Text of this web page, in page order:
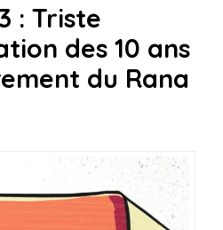
: Triste
des 10 ans
du Rana